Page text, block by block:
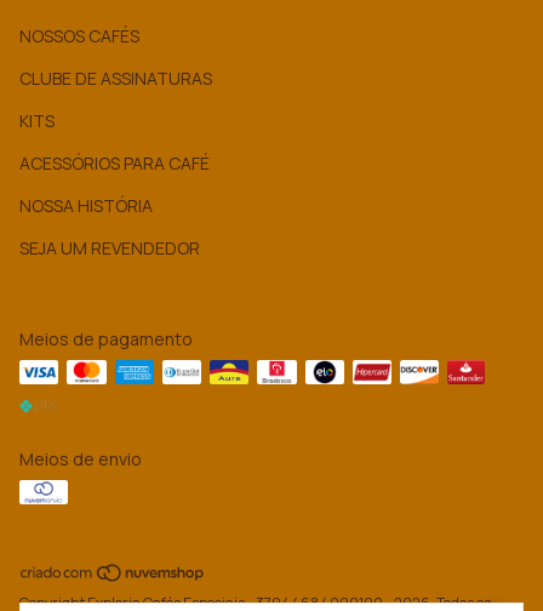
NOSSOS CAFÉS
CLUBE DE ASSINATURAS
KITS
ACESSÓRIOS PARA CAFÉ
NOSSA HISTÓRIA
SEJA UM REVENDEDOR
Meios de pagamento
Meios de envio
Copyright Exploria Cafés Especiais - 37944684000190 - 2026. Todos os